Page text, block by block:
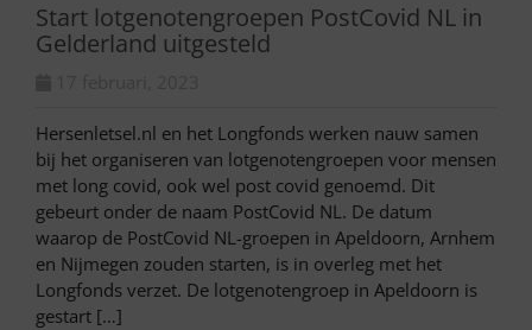
Start lotgenotengroepen PostCovid NL in
Gelderland uitgesteld
Hersenletsel.nl en het Longfonds werken nauw samen
bij het organiseren van lotgenotengroepen voor mensen
met long covid, ook wel post covid genoemd. Dit
gebeurt onder de naam PostCovid NL. De datum
waarop de PostCovid NL-groepen in Apeldoorn, Arnhem
en Nijmegen zouden starten, is in overleg met het
Longfonds verzet. De lotgenotengroep in Apeldoorn is
gestart […]